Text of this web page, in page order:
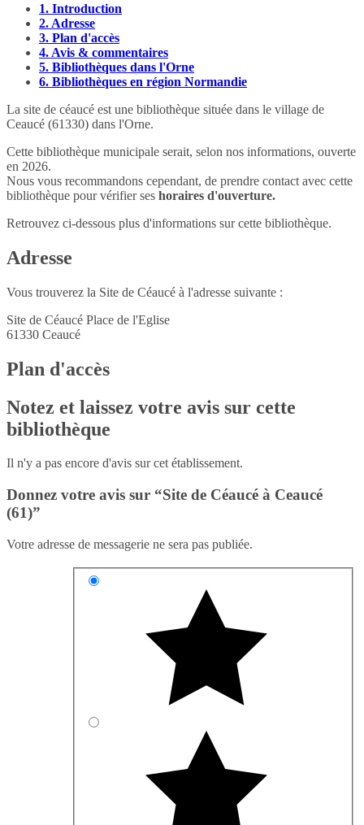
1. Introduction
2. Adresse
3. Plan d'accès
4. Avis & commentaires
5. Bibliothèques dans l'Orne
6. Bibliothèques en région Normandie
La site de céaucé est une bibliothèque située dans le village de
Ceaucé (61330) dans l'Orne.
Cette bibliothèque municipale serait, selon nos informations, ouverte
en 2026.
Nous vous recommandons cependant, de prendre contact avec cette
bibliothèque pour vérifier ses horaires d'ouverture.
Retrouvez ci-dessous plus d'informations sur cette bibliothèque.
Adresse
Vous trouverez la Site de Céaucé à l'adresse suivante :
Site de Céaucé Place de l'Eglise
61330 Ceaucé
Plan d'accès
Notez et laissez votre avis sur cette
bibliothèque
Il n'y a pas encore d'avis sur cet établissement.
Donnez votre avis sur “Site de Céaucé à Ceaucé
(61)”
Votre adresse de messagerie ne sera pas publiée.